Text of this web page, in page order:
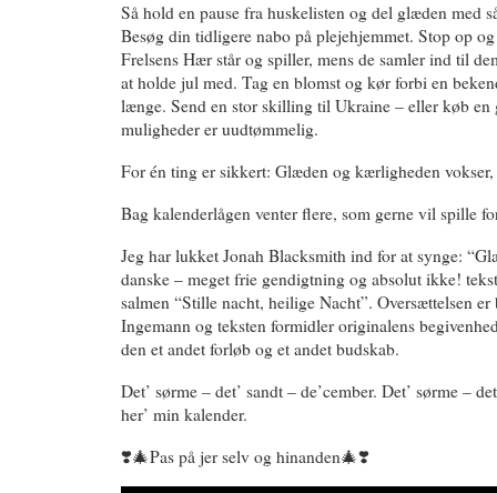
Så hold en pause fra huskelisten og del glæden med
Besøg din tidligere nabo på plejehjemmet. Stop op
Frelsens Hær står og spiller, mens de samler ind til
at holde jul med. Tag en blomst og kør forbi en
længe. Send en stor skilling til Ukraine – eller køb en
muligheder er uudtømmelig.
For én ting er sikkert: Glæden og kærligheden
Bag kalenderlågen venter flere, som gerne vil spille
Jeg har lukket Jonah Blacksmith ind for at synge:
danske – meget frie gendigtning og absolut ikke!
salmen “Stille nacht, heilige Nacht”. Oversættelsen er
Ingemann og teksten formidler originalens
den et andet forløb og et andet budskab.
Det’ sørme – det’ sandt – de’cember. Det’ sørme –
her’ min kalender.
❣️🎄Pas på jer selv og hinanden🎄❣️